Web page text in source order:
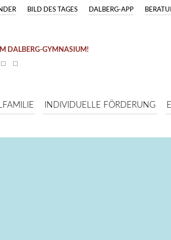
DALBERG-APP
BILD DES TAGES
DALBERG-GYMNASIUM!
INDIVIDUELLE FÖRDERUNG